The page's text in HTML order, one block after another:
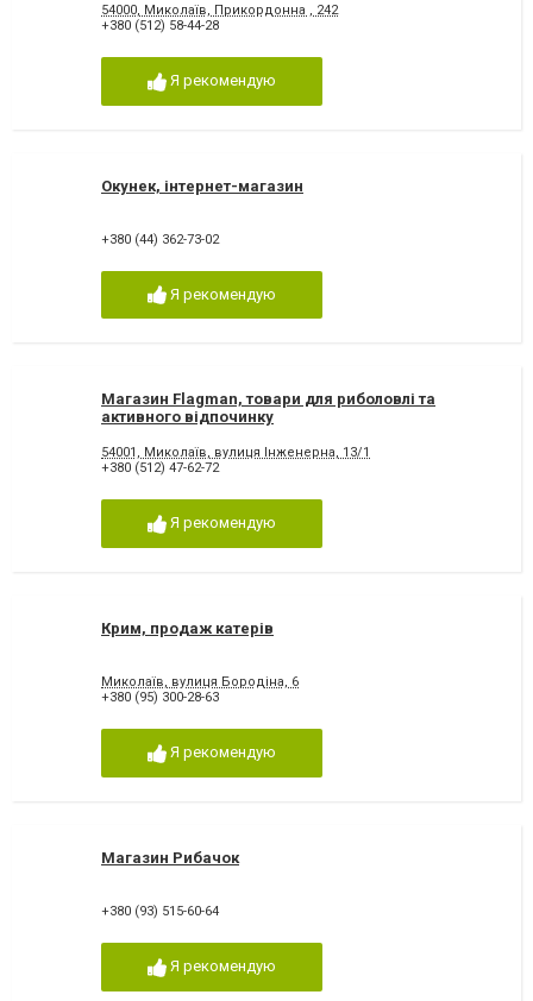
54000, Миколаїв, Прикордонна , 242
+380 (512) 58-44-28
Я рекомендую
Окунек, інтернет-магазин
+380 (44) 362-73-02
Я рекомендую
Магазин Flagman, товари для риболовлі та
активного відпочинку
54001, Миколаїв, вулиця Інженерна, 13/1
+380 (512) 47-62-72
Я рекомендую
Крим, продаж катерів
Миколаїв, вулиця Бородіна, 6
+380 (95) 300-28-63
Я рекомендую
Магазин Рибачок
+380 (93) 515-60-64
Я рекомендую